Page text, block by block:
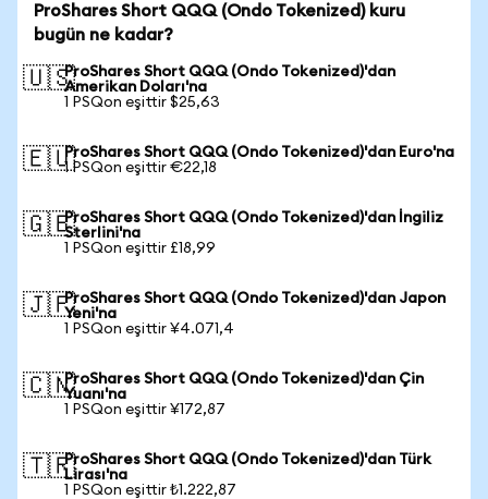
ProShares Short QQQ (Ondo Tokenized) kuru
bugün ne kadar?
🇺🇸ProShares Short QQQ (Ondo Tokenized)'dan
Amerikan Doları'na
1 PSQon eşittir $25,63
🇪🇺ProShares Short QQQ (Ondo Tokenized)'dan Euro'na
1 PSQon eşittir €22,18
🇬🇧ProShares Short QQQ (Ondo Tokenized)'dan İngiliz
Sterlini'na
1 PSQon eşittir £18,99
🇯🇵ProShares Short QQQ (Ondo Tokenized)'dan Japon
Yeni'na
1 PSQon eşittir ¥4.071,4
🇨🇳ProShares Short QQQ (Ondo Tokenized)'dan Çin
Yuanı'na
1 PSQon eşittir ¥172,87
🇹🇷ProShares Short QQQ (Ondo Tokenized)'dan Türk
Lirası'na
1 PSQon eşittir ₺1.222,87